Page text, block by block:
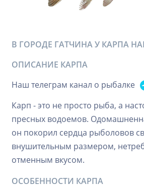
В ГОРОДЕ ГАТЧИНА У КАРПА
ОПИСАНИЕ КАРПА
Наш телеграм канал о рыбалке
Карп - это не просто рыба, а
пресных водоемов.
он покорил сердца рыболовов
внушительным размером,
отменным вкусом.
ОСОБЕННОСТИ КАРПА